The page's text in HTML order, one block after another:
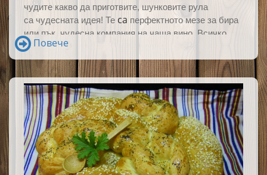
чудите какво да приготвите, шунковите рула
са чудесната идея! Те са перфектното мезе за бира
или пък чудесна компания на чаша вино. Всичко
казано за шунковите рулца важи в пълна сила.
Повече